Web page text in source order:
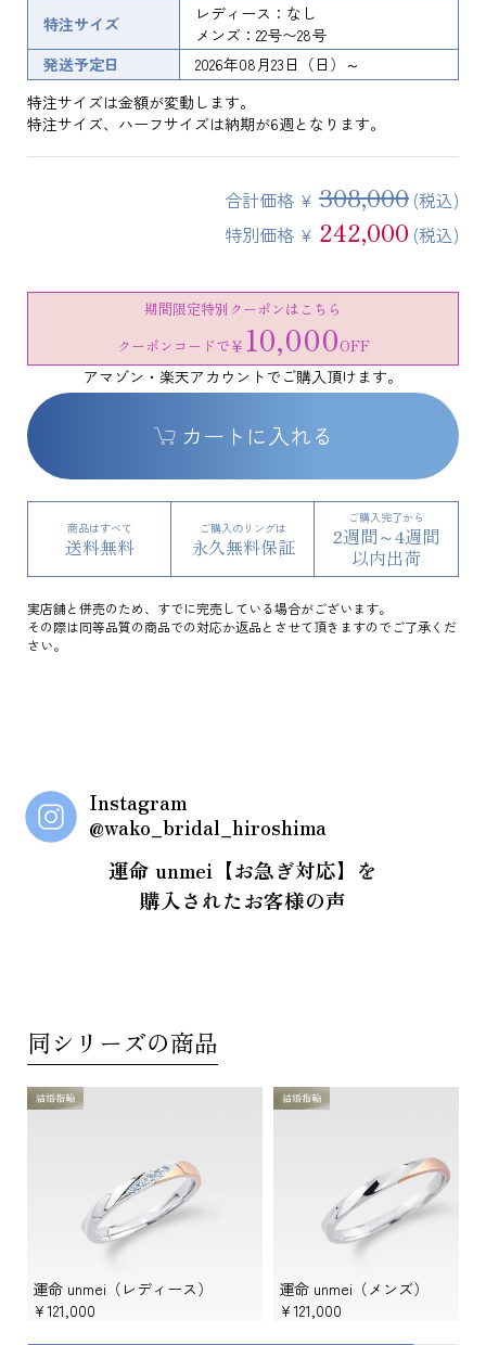
特注サイズ
レディース：なし
メンズ：22号〜28号
発送予定日
2026年08月23日（日）～
特注サイズは金額が変動します。
特注サイズ、ハーフサイズは納期が6週となります。
合計価格 ¥ 308,000 (税込)
特別価格 ¥ 242,000 (税込)
期間限定特別クーポンはこちら
クーポンコードで￥ 10,000OFF
アマゾン・楽天アカウントでご購入頂けます。
カートに入れる
商品はすべて
送料無料
ご購入のリングは
永久無料保証
ご購入完了から
2週間～4週間
以内出荷
実店舗と併売のため、すでに完売している場合がございます。
その際は同等品質の商品での対応か返品とさせて頂きますのでご了承くだ
さい。
Instagram
@wako_bridal_hiroshima
運命 unmei【お急ぎ対応】を
購入されたお客様の声
同シリーズの商品
結婚指輪
運命 unmei（レディース）
¥121,000
結婚指輪
運命 unmei（メンズ）
¥121,000